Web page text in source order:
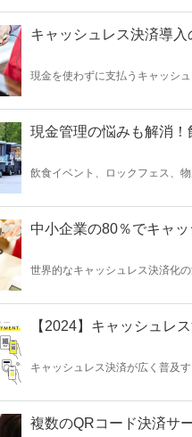
キャッシュレス決済導
現金を使わずに支払うキャッシ
り公表された、「キャッシュレ
現金管理の悩みも解消
飲食イベント、ロックフェス、
ご紹介します。
中小企業の80％でキャ
世界的なキャッシュレス決済化
【2024】キャッシュレ
キャッシュレス決済が広く普及
キャッシュレス決済を選びまし
複数のQRコード決済サ